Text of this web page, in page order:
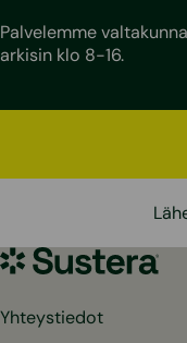
Palvelemme
arkisin klo 8-16.
Sustera
Yhteystiedot